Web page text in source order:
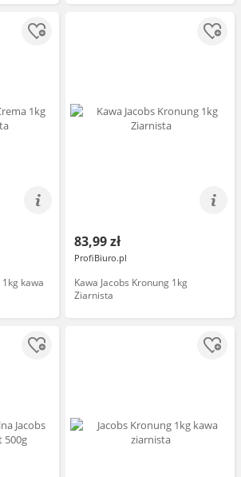
kawa
83,99 zł
ProfiBiuro.pl
Kawa Jacobs Kronung 1kg
Ziarnista